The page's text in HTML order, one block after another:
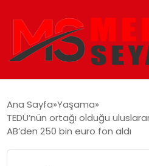
EKONOMI
Ana Sayfa Yaşama
TEDÜ’nün ortağı olduğu
AB’den 250 bin euro fon aldı